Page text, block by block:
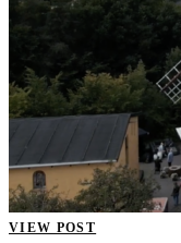
VIEW POST